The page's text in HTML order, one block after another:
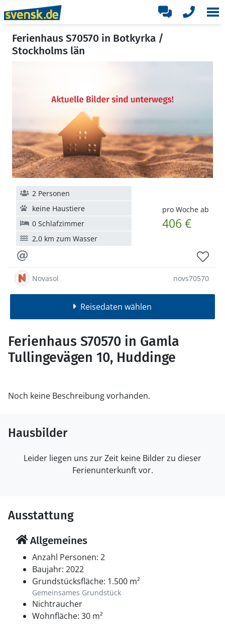
Ferienhaus S70570 in Botkyrka /
Stockholms län
pro Woche ab
406 €
2 Personen
keine Haustiere
0 Schlafzimmer
2,0 km zum Wasser
Novasol novs70570
Reisedaten wählen
Ferienhaus S70570 in Gamla
Tullingevägen 10, Huddinge
Noch keine Beschreibung vorhanden.
Hausbilder
Leider liegen uns zur Zeit keine Bilder zu dieser
Ferienunterkunft vor.
Ausstattung
Allgemeines
Anzahl Personen: 2
Baujahr: 2022
Grundstücksfläche: 1.500 m²
Gemeinsames Grundstück
Nichtraucher
Wohnfläche: 30 m²